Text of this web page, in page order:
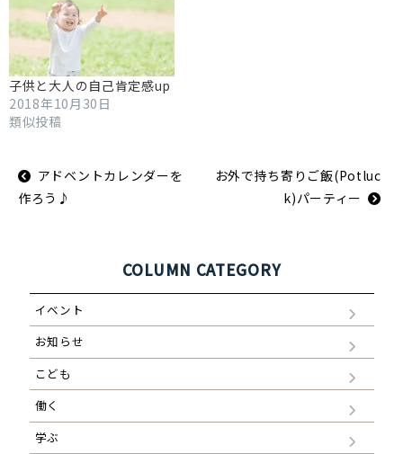
子供と大人の自己肯定感up
2018年10月30日
類似投稿
稿
ナ
ビ
アドベントカレンダーを
作ろう♪
お外で持ち寄りご飯(Potluc
k)パーティー
COLUMN CATEGORY
イベント
お知らせ
こども
働く
学ぶ